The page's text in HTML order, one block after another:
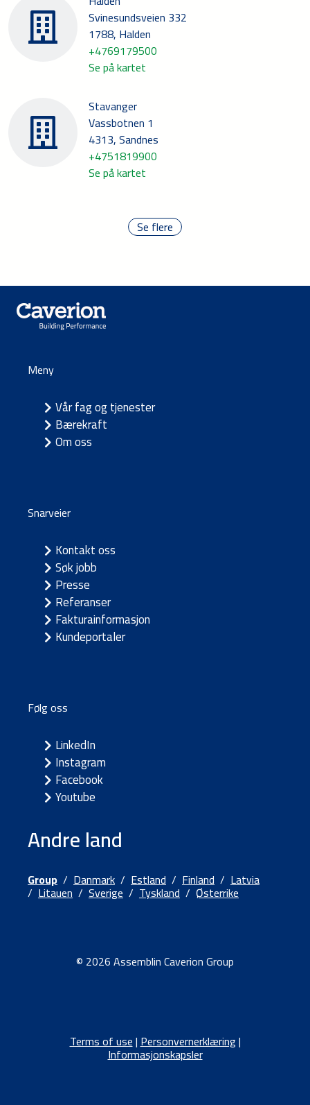
Svinesundsveien 332
1788, Halden
+4769179500
Se på kartet
Stavanger
Vassbotnen 1
4313, Sandnes
+4751819900
Se på kartet
Se flere
Meny
Vår fag og tjenester
Bærekraft
Om oss
Snarveier
Kontakt oss
Søk jobb
Presse
Referanser
Fakturainformasjon
Kundeportaler
Følg oss
LinkedIn
Instagram
Facebook
Youtube
Andre land
Group / Danmark / Estland / Finland / Latvia
/ Litauen / Sverige / Tyskland / Østerrike
© 2026 Assemblin Caverion Group
Terms of use|Personvernerklæring|
Informasjonskapsler